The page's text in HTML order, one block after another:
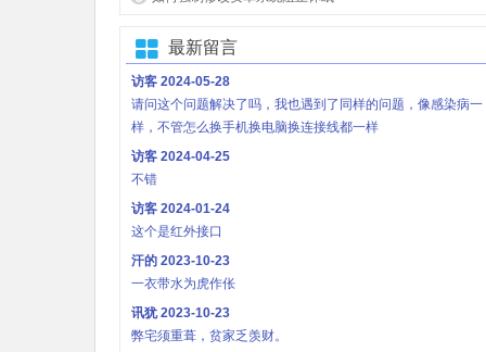
最新留言
访客2024-05-28
请问这个问题解决了吗，我也遇到了同样的问题，像感染病一
样，不管怎么换手机换电脑换连接线都一样
访客2024-04-25
不错
访客2024-01-24
这个是红外接口
汗的2023-10-23
一衣带水为虎作伥
讯犹2023-10-23
弊宅须重葺，贫家乏羡财。